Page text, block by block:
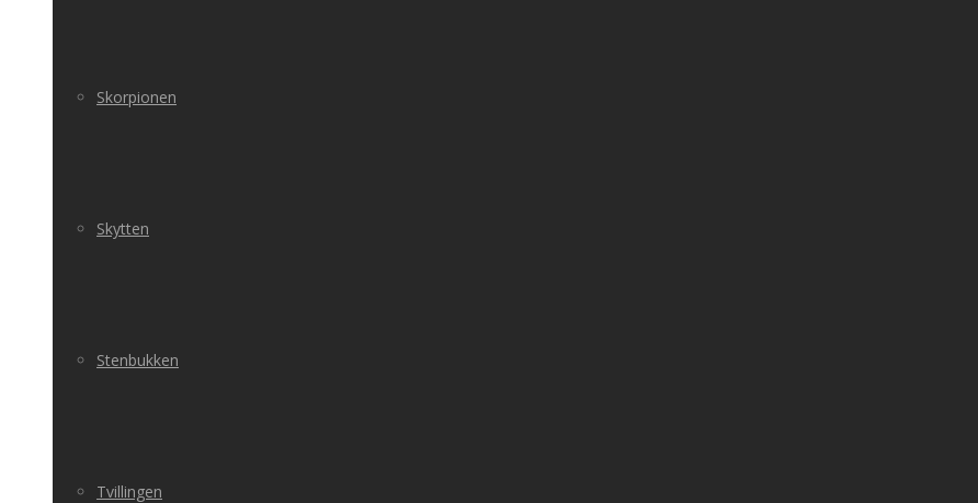
Skorpionen
Skytten
Stenbukken
Tvillingen